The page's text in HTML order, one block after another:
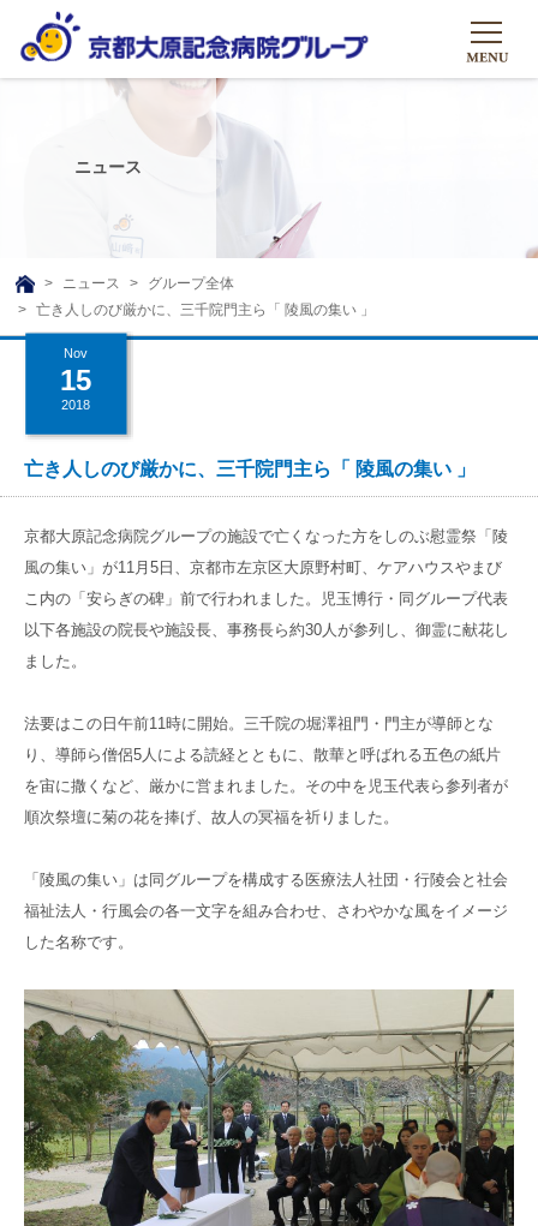
グループについて
グループについて
理事長挨拶
沿革ストーリー
基本的マインド
社会貢献活動
グループの取り組み
リハビリテーション
訪問サービス
高齢者介護施設
高齢者共生型まちづくり事業
食へのこだわり
大原のこと
メディア
ニュース
広報誌
メディア掲載一覧
公式SNS
SNS運用ポリシー
自宅で使える動画集
シャトルバス
友達追加
八瀬大原Ⅰ番館
リクルート
ニュース
TOP
ニュース
グループ全体
亡き人しのび厳かに、三千院門主ら「 陵風の集い 」
Nov
15
2018
亡き人しのび厳かに、三千院門主ら「 陵風の集い 」
京都大原記念病院グループの施設で亡くなった方をしのぶ慰霊祭「陵
風の集い」が11月5日、京都市左京区大原野村町、ケアハウスやまび
こ内の「安らぎの碑」前で行われました。児玉博行・同グループ代表
以下各施設の院長や施設長、事務長ら約30人が参列し、御霊に献花し
ました。
法要はこの日午前11時に開始。三千院の堀澤祖門・門主が導師とな
り、導師ら僧侶5人による読経とともに、散華と呼ばれる五色の紙片
を宙に撒くなど、厳かに営まれました。その中を児玉代表ら参列者が
順次祭壇に菊の花を捧げ、故人の冥福を祈りました。
「陵風の集い」は同グループを構成する医療法人社団・行陵会と社会
福祉法人・行風会の各一文字を組み合わせ、さわやかな風をイメージ
した名称です。